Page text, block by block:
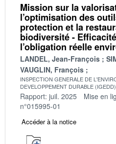
Mission sur la
l’optimisation des
protection et la
biodiversité -
l’obligation réelle
LANDEL, Jean-François
VAUGLIN, François
INSPECTION GENERALE DE
DEVELOPPEMENT DURABLE (IGEDD)
Rapport: juil. 2025 Mise en
n°015995-01
Accéder à la notice